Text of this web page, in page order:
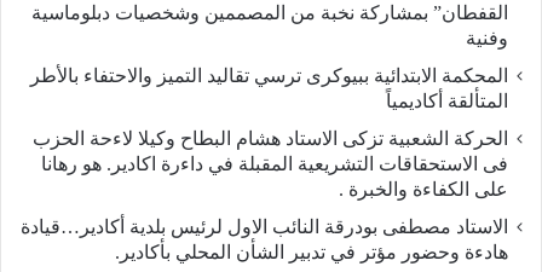
القفطان” بمشاركة نخبة من المصممين وشخصيات دبلوماسية
وفنية
المحكمة الابتدائية ببيوكرى ترسي تقاليد التميز والاحتفاء بالأطر
المتألقة أكاديمياً
الحركة الشعبية تزكى الاستاد هشام البطاح وكيلا لاءحة الحزب
فى الاستحقاقات التشريعية المقبلة في داءرة اكادير. هو رهانا
على الكفاءة والخبرة .
الاستاد مصطفى بودرقة النائب الاول لرئيس بلدية أكادير…قيادة
هادءة وحضور مؤتر في تدبير الشأن المحلي بأكادير.